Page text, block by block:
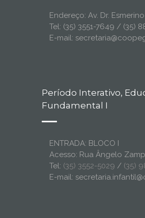
Endereço: Av. Dr.
Tel: (35) 3551-7649 / (35)
E-mail:
Período Interativo,
Fundamental I
ENTRADA: BLOCO I
Acesso: Rua Ângelo
Tel: (35) 3552-5029 / (35)
E-mail: